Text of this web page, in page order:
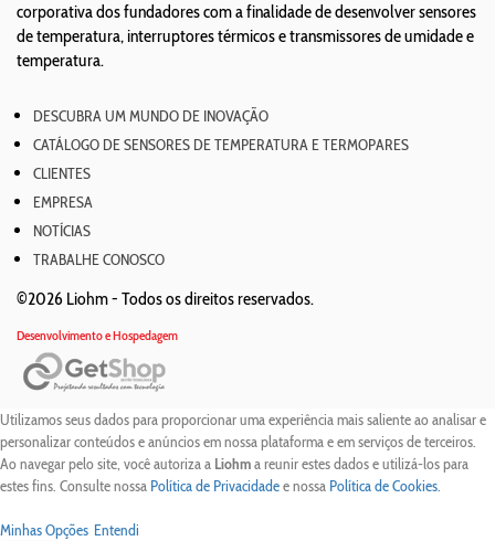
corporativa dos fundadores com a finalidade de desenvolver sensores
de temperatura, interruptores térmicos e transmissores de umidade e
temperatura.
DESCUBRA UM MUNDO DE INOVAÇÃO
CATÁLOGO DE SENSORES DE TEMPERATURA E TERMOPARES
CLIENTES
EMPRESA
NOTÍCIAS
TRABALHE CONOSCO
©2026 Liohm - Todos os direitos reservados.
Desenvolvimento e Hospedagem
Utilizamos seus dados para proporcionar uma experiência mais saliente ao analisar e
personalizar conteúdos e anúncios em nossa plataforma e em serviços de terceiros.
Ao navegar pelo site, você autoriza a Liohma reunir estes dados e utilizá-los para
estes fins. Consulte nossa Política de Privacidadee nossa Política de Cookies.
Minhas Opções Entendi